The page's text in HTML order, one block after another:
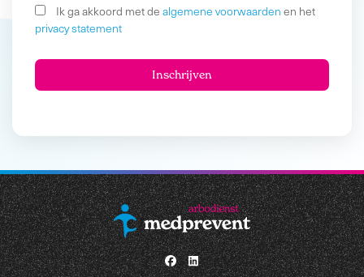
Ik ga akkoord met de algemene voorwaarden en het
privacy statement